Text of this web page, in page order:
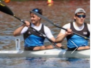
Next